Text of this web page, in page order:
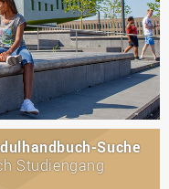
Suche
Studiengang